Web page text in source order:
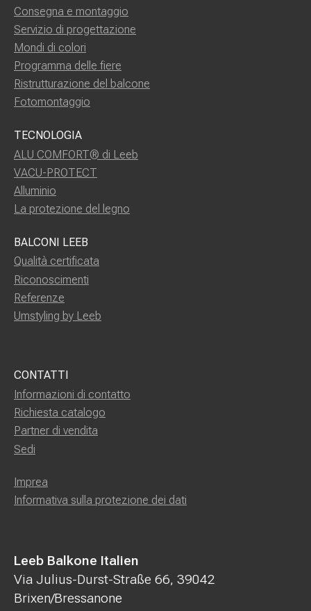
Consegna e montaggio
Servizio di progettazione
Mondi di colori
Programma delle fiere
Ristrutturazione del balcone
Fotomontaggio
TECNOLOGIA
ALU COMFORT® di Leeb
VACU-PROTECT
Alluminio
La protezione del legno
BALCONI LEEB
Qualità certificata
Riconoscimenti
Referenze
Umstyling by Leeb
CONTATTI
Informazioni di contatto
Richiesta catalogo
Partner di vendita
Sedi
Imprea
Informativa sulla protezione dei dati
Leeb Balkone Italien
Via Julius-Durst-Straße 66, 39042
Brixen/Bressanone